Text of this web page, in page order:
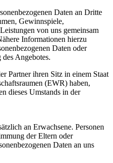
Daten an Dritte
Gewinnspiele,
von uns gemeinsam
Informationen hierzu
Daten oder
Angebotes.
Partner ihren Sitz in einem Staat
(EWR) haben,
dieses Umstands in der
an Erwachsene. Personen
der Eltern oder
Daten an uns